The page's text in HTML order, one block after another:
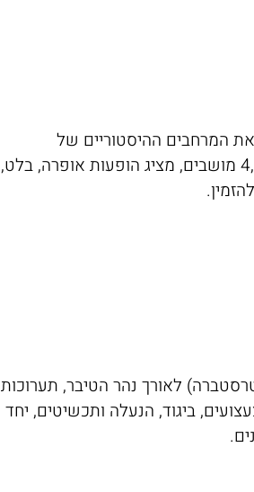
המרחבים ההיסטוריים של
המרחצאות הרומיים, אווירה יחודית בה תאטרון מודרני הכולל 4,500 מושבים, מציג הופעות אופרה, בלט,
לאורך נהר הטיבר, תערוכות
ביגוד, הנעלה ותכשיטים, יחד